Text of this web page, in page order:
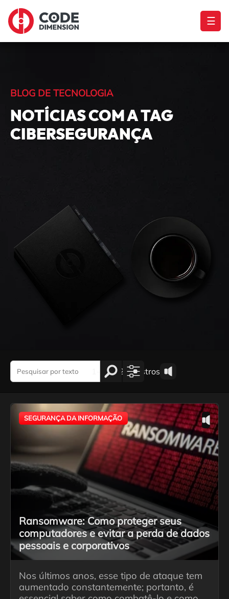
☰
BLOG DE TECNOLOGIA
NOTÍCIAS COM A TAG
CIBERSEGURANÇA
1-2 de 2 registros
SEGURANÇA DA INFORMAÇÃO
Ransomware: Como proteger seus
computadores e evitar a perda de dados
pessoais e corporativos
Nos últimos anos, esse tipo de ataque tem
aumentado constantemente; portanto, é